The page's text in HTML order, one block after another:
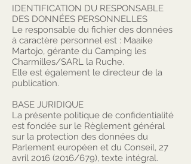
IDENTIFICATION DU RESPONSABLE
DES DONNÉES PERSONNELLES
Le responsable du fichier des données
à caractère personnel est : Maaike
Martojo, gérante du Camping les
Charmilles/SARL la Ruche.
Elle est également le directeur de la
publication.
BASE JURIDIQUE
La présente politique de confidentialité
est fondée sur le Règlement général
sur la protection des données du
Parlement européen et du Conseil, 27
avril 2016 (2016/679), texte intégral.